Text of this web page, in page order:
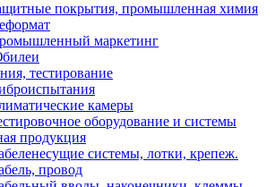
покрытия, промышленная химия
маркетинг
тестирование
камеры
оборудование и системы
продукция
системы, лотки, крепеж.
провод